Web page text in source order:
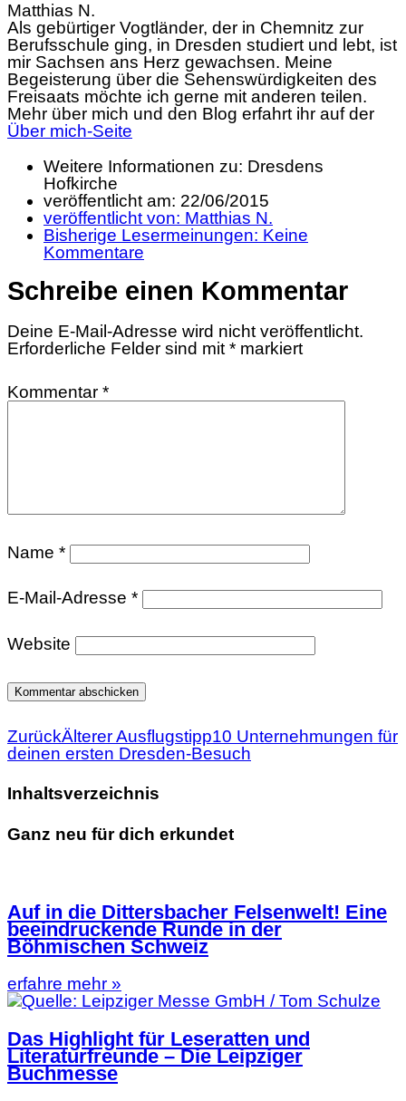
Matthias N.
Als gebürtiger Vogtländer, der in Chemnitz zur
Berufsschule ging, in Dresden studiert und lebt, ist
mir Sachsen ans Herz gewachsen. Meine
Begeisterung über die Sehenswürdigkeiten des
Freisaats möchte ich gerne mit anderen teilen.
Mehr über mich und den Blog erfahrt ihr auf der
Über mich-Seite
Weitere Informationen zu: Dresdens
Hofkirche
veröffentlicht am: 22/06/2015
veröffentlicht von: Matthias N.
Bisherige Lesermeinungen: Keine
Kommentare
Schreibe einen Kommentar
Deine E-Mail-Adresse wird nicht veröffentlicht.
Erforderliche Felder sind mit * markiert
Kommentar *
Name *
E-Mail-Adresse *
Website
ZurückÄlterer Ausflugstipp10 Unternehmungen für
deinen ersten Dresden-Besuch
Inhaltsverzeichnis
Ganz neu für dich erkundet
Auf in die Dittersbacher Felsenwelt! Eine
beeindruckende Runde in der
Böhmischen Schweiz
erfahre mehr »
Das Highlight für Leseratten und
Literaturfreunde – Die Leipziger
Buchmesse